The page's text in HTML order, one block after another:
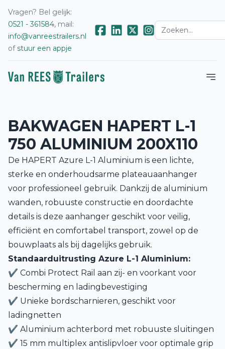
Vragen? Bel gelijk:
0521 - 361584, mail:
info@vanreestrailers.nl
ofstuur een appje
BAKWAGEN HAPERT L-1
750 ALUMINIUM 200X110
De HAPERT Azure L-1 Aluminium is een lichte,
sterke en onderhoudsarme plateauaanhanger
voor professioneel gebruik. Dankzij de aluminium
wanden, robuuste constructie en doordachte
details is deze aanhanger geschikt voor veilig,
efficiënt en comfortabel transport, zowel op de
bouwplaats als bij dagelijks gebruik.
Standaarduitrusting Azure L-1 Aluminium:
✔ Combi Protect Rail aan zij- en voorkant voor
bescherming en ladingbevestiging
✔ Unieke bordscharnieren, geschikt voor
ladingnetten
✔ Aluminium achterbord met robuuste sluitingen
✔ 15 mm multiplex antislipvloer voor optimale grip